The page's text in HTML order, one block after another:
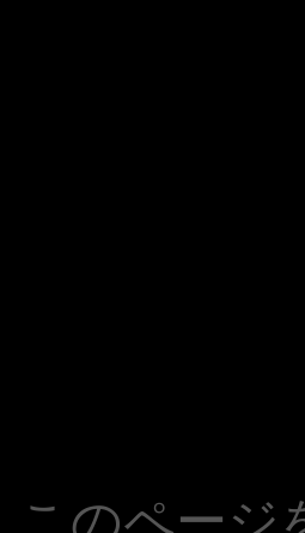
このページ